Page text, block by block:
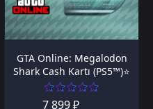
GTA Online: Megalodon
Shark Cash Kartı (PS5™)⭐️
7 899 ₽